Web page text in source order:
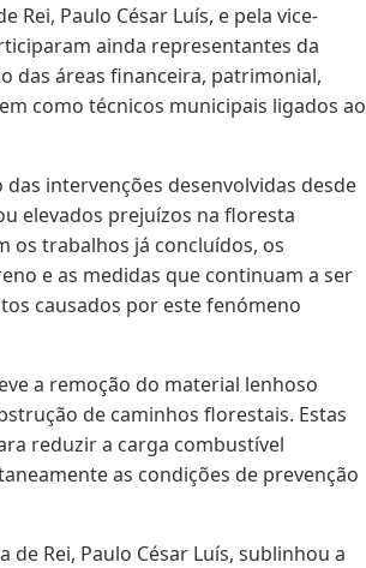
Rei, Paulo César Luís, e pela vice-
ainda representantes da
das áreas financeira, patrimonial,
como técnicos municipais ligados ao
intervenções desenvolvidas desde
elevados prejuízos na floresta
os trabalhos já concluídos, os
e as medidas que continuam a ser
causados por este fenómeno
a remoção do material lenhoso
de caminhos florestais. Estas
reduzir a carga combustível
as condições de prevenção
Rei, Paulo César Luís, sublinhou a